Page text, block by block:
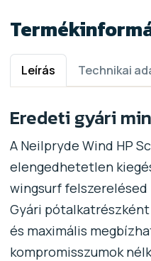
Leírás Technikai
Eredeti gyári
A Neilpryde Wind HP
elengedhetetlen
wingsurf
Gyári
és maximális
kompromisszumok